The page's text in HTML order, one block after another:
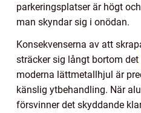
parkeringsplatser är högt
man skyndar sig i onödan.
Konsekvenserna av att
sträcker sig långt bortom det
moderna lättmetallhjul är
känslig ytbehandling. När
försvinner det skyddande